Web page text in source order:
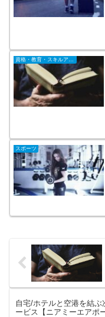
スポーツ
自宅/ホテルと空港を結ぶ
ービス【ニアミーエアポ